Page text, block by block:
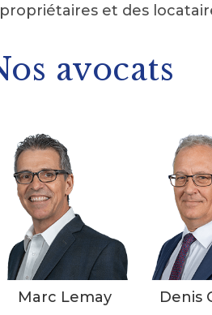
propriétaires et des
avocats
Marc Lemay Denis